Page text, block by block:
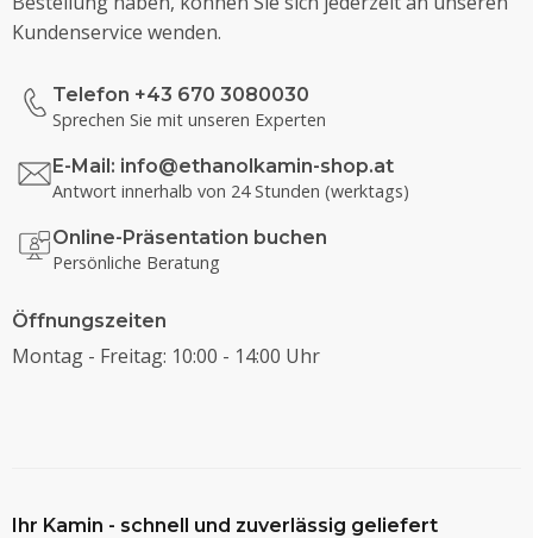
Kundenservice wenden.
Telefon +43 670 3080030
Sprechen Sie mit unseren Experten
E-Mail: info@ethanolkamin-shop.at
Antwort innerhalb von 24 Stunden (werktags)
Online-Präsentation buchen
Persönliche Beratung
Öffnungszeiten
Montag - Freitag: 10:00 - 14:00 Uhr
Ihr Kamin - schnell und zuverlässig geliefert